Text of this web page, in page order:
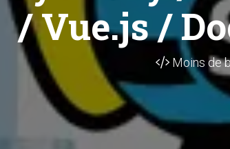
/ Vue.js /
Moins de